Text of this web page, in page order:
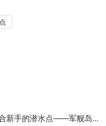
——军舰岛！免费体验潜水大赠送！